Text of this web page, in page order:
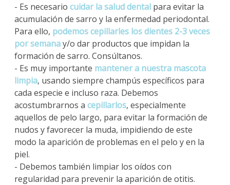
- Es necesario cuidar la salud dental para evitar la
acumulación de sarro y la enfermedad periodontal.
Para ello, podemos cepillarles los dientes 2-3 veces
por semanay/o dar productos que impidan la
formación de sarro. Consúltanos.
- Es muy importante mantener a nuestra mascota
limpia, usando siempre champús específicos para
cada especie e incluso raza. Debemos
acostumbrarnos a cepillarlos, especialmente
aquellos de pelo largo, para evitar la formación de
nudos y favorecer la muda, impidiendo de este
modo la aparición de problemas en el pelo y en la
piel.
- Debemos también limpiar los oídos con
regularidad para prevenir la aparición de otitis.